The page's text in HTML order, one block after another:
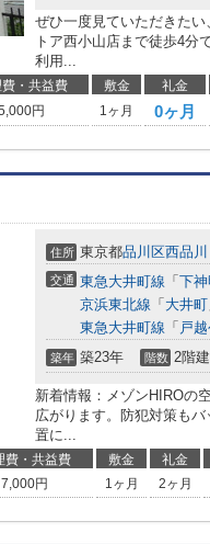
ぜひ一度見ていただきた
トア西小山店まで徒歩4分
利用...
・共益費 敷金 礼金
円 1ヶ月 0ヶ月
住所 東京都品川区西品川
交通 東急大井町線 「 下神
京浜東北線 「 大井町
東急大井町線 「 戸
築年 築23年 階数 2階建
新着情報：メゾンHIROの
広がります。防犯対策も
置に...
費・共益費 敷金 礼金
7,000円 1ヶ月 2ヶ月